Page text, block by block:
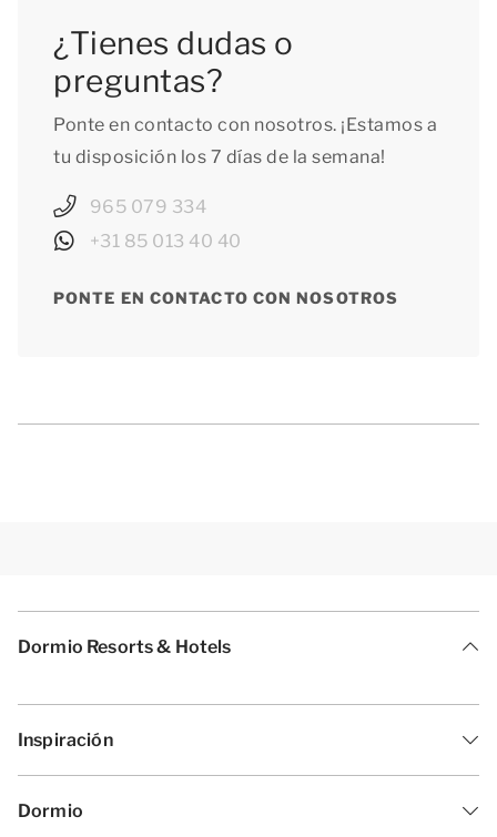
¿Tienes dudas o
preguntas?
Ponte en contacto con nosotros. ¡Estamos a
tu disposición los 7 días de la semana!
965 079 334
+31 85 013 40 40
PONTE EN CONTACTO CON NOSOTROS
Dormio Resorts & Hotels
Inspiración
Dormio